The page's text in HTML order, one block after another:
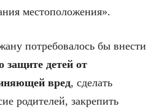
местоположения».
потребовалось бы внести
защите детей от
вред, сделать
родителей, закрепить